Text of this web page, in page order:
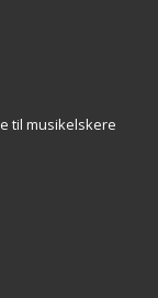
til musikelskere